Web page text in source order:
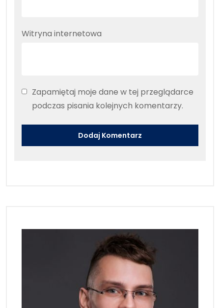
Witryna internetowa
Zapamiętaj moje dane w tej przeglądarce
podczas pisania kolejnych komentarzy.